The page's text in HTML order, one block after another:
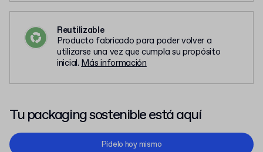
Reutilizable
Producto fabricado para poder volver a
utilizarse una vez que cumpla su propósito
inicial.Más información
Tu packaging sostenible está aquí
Pídelo hoy mismo